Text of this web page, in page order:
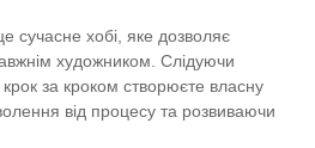
хобі, яке дозволяє
художником. Слідуючи
за кроком створюєте власну
від процесу та розвиваючи